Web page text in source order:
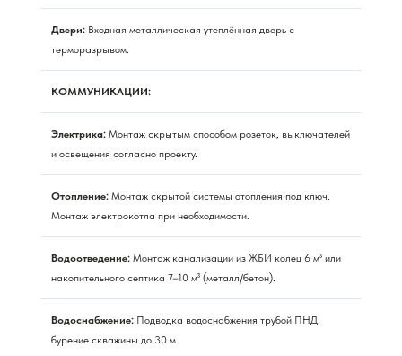
Двери: Входная металлическая утеплённая дверь с
терморазрывом.
КОММУНИКАЦИИ:
Электрика: Монтаж скрытым способом розеток, выключателей
и освещения согласно проекту.
Отопление: Монтаж скрытой системы отопления под ключ.
Монтаж электрокотла при необходимости.
Водоотведение: Монтаж канализации из ЖБИ колец 6 м³ или
накопительного септика 7–10 м³ (металл/бетон).
Водоснабжение: Подводка водоснабжения трубой ПНД,
бурение скважины до 30 м.